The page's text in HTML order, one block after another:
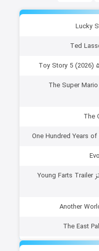
دانلود انیمیشن سوپر ماریو گلکسی The Super Mario
دانلود مستند قطعات تریلر یانگ فارتز Young Farts Trailer